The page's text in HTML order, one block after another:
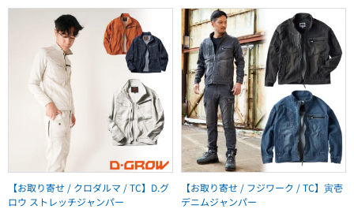
【お取り寄せ / クロダルマ / TC】D.グ
ロウ ストレッチジャンパー
【お取り寄せ / フジワーク / TC】寅壱
デニムジャンパー